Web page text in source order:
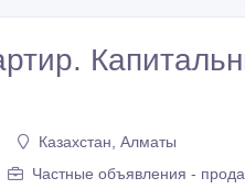
Казахстан, Алматы
Частные объявления -